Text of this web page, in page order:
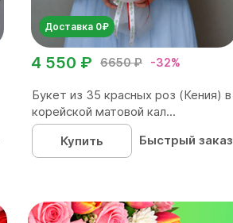
Доставка 0₽
6650 ₽ -32%
4 550 ₽
Букет из 35 красных роз (Кения) в
корейской матовой кал...
Купить
Быстрый заказ